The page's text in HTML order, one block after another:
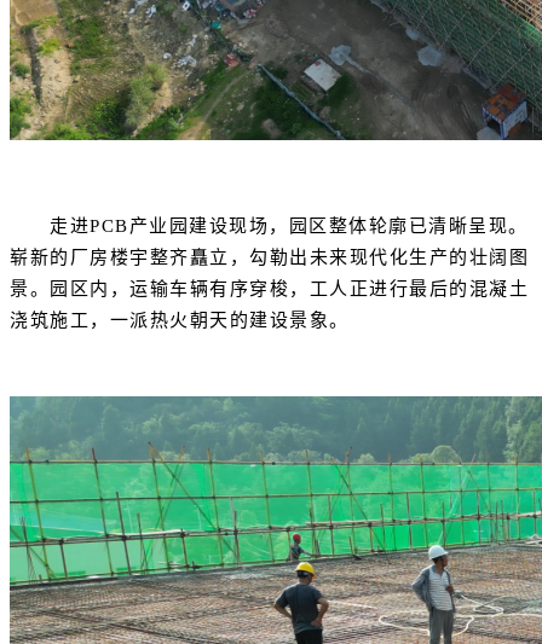
走进PCB产业园建设现场，园区整体轮廓已清晰呈现。
崭新的厂房楼宇整齐矗立，勾勒出未来现代化生产的壮阔图
景。园区内，运输车辆有序穿梭，工人正进行最后的混凝土
浇筑施工，一派热火朝天的建设景象。